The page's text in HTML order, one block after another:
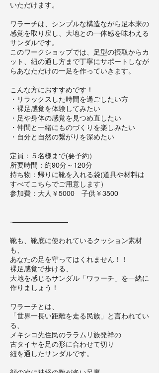
いただけます。
ワラーチは、シンプルな構造ながら足本来の
感覚を取り戻し、大地との一体感を味わえる
サンダルです。
このワークショップでは、足型の摂取からカ
ット、紐の通し方まで丁寧にサポートしなが
らあなただけの一足を作っていきます。
こんな方におすすめです！
・リラックスした時間を過ごしたい方
・裸足感覚を体験してみたい
・足や身体の感覚を見つめ直したい
・仲間と一緒にものづくりを楽しみたい
・自分と自然の繋がりを深めたい
定員：５名様まで(要予約）
所要時間：約90分～120分
持ち物：帰りに靴を入れる袋(道具や材料は
すべてこちらでご用意します）
参加費：大人￥5000 子供￥3500
-————————
靴も、靴底に使われているクッション素材
も、
あなたの足を守ってはくれません！！
裸足感覚で歩ける、
大地を感じるサンダル「ワラーチ」を一緒に
作りましょう！
ワラーチとは、
「世界一長い距離を走る民族」と言われてい
る、
メキシコ先住民のララムリ族発祥の
古タイヤを足の形に合わせて切り
紐を通したサンダルです。